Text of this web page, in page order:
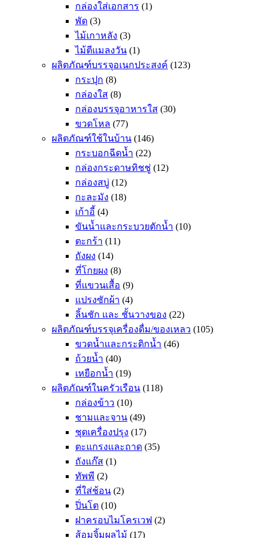
กล่องใส่เอกสาร (1)
พัด (3)
ไม้เกาหลัง (3)
ไม้ตีแมลงวัน (1)
ผลิตภัณฑ์บรรจุอเนกประสงค์ (123)
กระปุก (8)
กล่องใส (8)
กล่องบรรจุอาหารใส (30)
ขวดโหล (77)
ผลิตภัณฑ์ใช้ในบ้าน (146)
กระบอกฉีดน้ำ (22)
กล่องกระดาษทิชชู่ (12)
กล่องสบู่ (12)
กะละมัง (18)
เก้าอี้ (4)
ขันน้ำและกระบวยตักน้ำ (10)
ตะกร้า (11)
ถังผง (14)
ที่โกยผง (8)
ที่แขวนเสื้อ (9)
แปรงซักผ้า (4)
ลิ้นชัก และ ชั้นวางของ (22)
ผลิตภัณฑ์บรรจุเครื่องดื่ม/ของเหลว (105)
ขวดน้ำและกระติกน้ำ (46)
ถ้วยน้ำ (40)
เหยือกน้ำ (19)
ผลิตภัณฑ์ในครัวเรือน (118)
กล่องข้าว (10)
ชามและจาน (49)
ชุดเครื่องปรุง (17)
ตะแกรงและถาด (35)
ถังแก๊ส (1)
ทัพพี (2)
ที่ใส่ช้อน (2)
ปิ่นโต (10)
ฝาครอบไมโครเวฟ (2)
ส้อมจิ้มผลไม้ (17)